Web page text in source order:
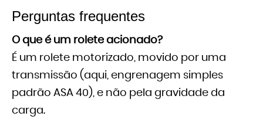
Perguntas frequentes
O que é um rolete acionado?
É um rolete motorizado, movido por uma
transmissão (aqui, engrenagem simples
padrão ASA 40), e não pela gravidade da
carga.